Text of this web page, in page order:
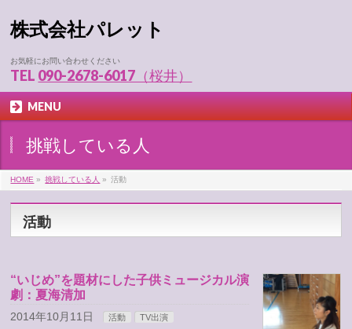
株式会社パレット
お気軽にお問い合わせください
TEL 090-2678-6017（桜井）
MENU
挑戦している人
HOME » 挑戦している人 » 活動
活動
“いじめ”を題材にした子供ミュージカル演
劇：夏海清加
2014年10月11日 活動 TV出演